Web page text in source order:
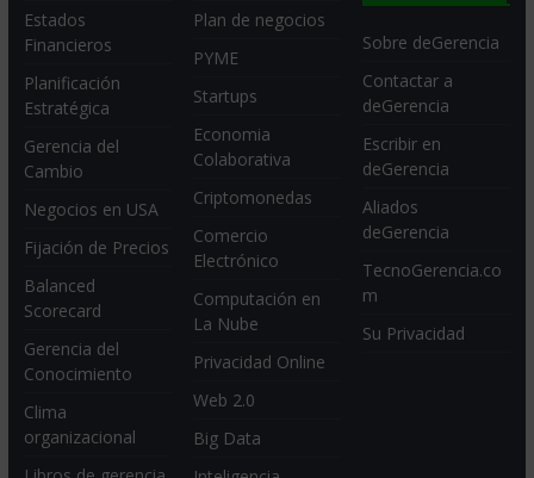
Estados
Financieros
Planificación
Estratégica
Gerencia del
Cambio
Negocios en USA
Fijación de Precios
Balanced
Scorecard
Gerencia del
Conocimiento
Clima
organizacional
Plan de negocios
PYME
Startups
Economia
Colaborativa
Criptomonedas
Comercio
Electrónico
Computación en
La Nube
Privacidad Online
Web 2.0
Big Data
Sobre deGerencia
Contactar a
deGerencia
Escribir en
deGerencia
Aliados
deGerencia
TecnoGerencia.co
m
Su Privacidad